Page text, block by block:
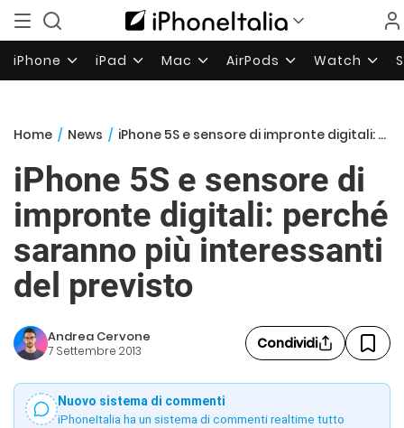
iPhone iPad Mac AirPods Watch
Home / News / iPhone 5S e sensore di impronte digitali: perché saranno più interessanti del previsto
iPhone 5S e sensore di
impronte digitali: perché
saranno più interessanti
del previsto
Andrea Cervone
7 Settembre 2013 Condividi
Nuovo sistema di commenti
iPhoneItalia ha un sistema di commenti realtime tutto